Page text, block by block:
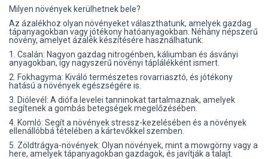
Milyen növények kerülhetnek bele?
Az ázalékhoz olyan növényeket választhatunk, amelyek gazdag
tápanyagokban vagy jótékony hatóanyagokban. Néhány népszerű
növény, amelyet ázalék készítésére használhatunk:
1. Csalán: Nagyon gazdag nitrogénben, káliumban és ásványi
anyagokban, így nagyszerű növényi táplálékként ismert.
2. Fokhagyma: Kiváló természetes rovarriasztó, és jótékony
hatású a növények egészségére is.
3. Diólevél: A diófa levelei tanninokat tartalmaznak, amelyek
segítenek a gombás betegségek megelőzésében.
4. Komló: Segít a növények stressz-kezelésében és a növények
ellenállóbbá tételében a kártevőkkel szemben.
5. Zöldtrágya-növények: Olyan növények, mint a mowgörny vagy a
here, amelyek tápanyagokban gazdagok, és javítják a talajt.